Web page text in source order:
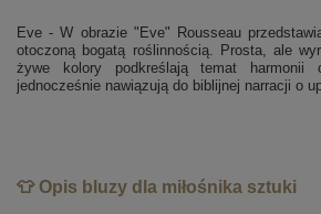
Eve - W obrazie "Eve" Rousseau
otoczoną bogatą roślinnością. Prosta, ale
żywe kolory podkreślają temat harmonii
jednocześnie nawiązują do biblijnej narracji o
👕 Opis bluzy dla miłośnika sztuki